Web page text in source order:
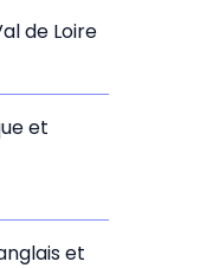
de Loire
et
et